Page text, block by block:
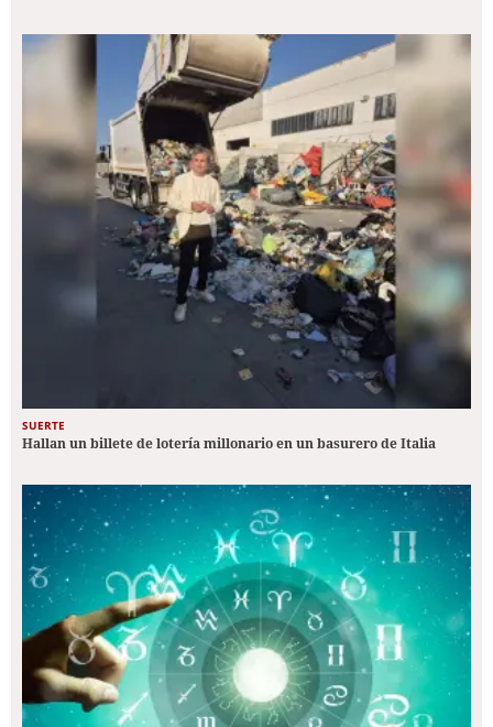
SUERTE
Hallan un billete de lotería millonario en un basurero de Italia